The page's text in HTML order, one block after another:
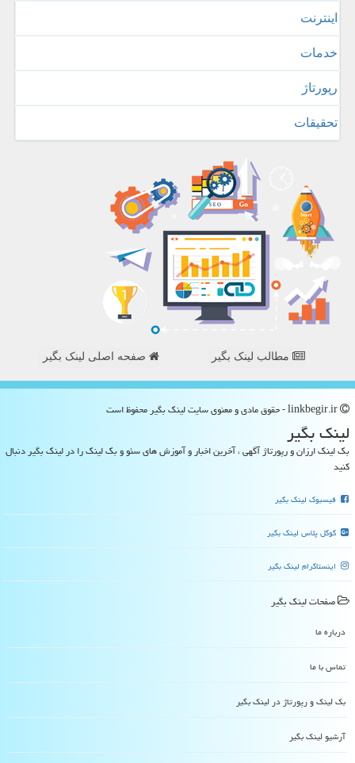
اینترنت
خدمات
رپورتاژ
تحقیقات
مطالب لینک بگیر صفحه اصلی لینک بگیر
لینك بگیر
بک لینک ارزان و رپورتاژ آگهی ، آخرین اخبار و آموزش های سئو و بک لینک را در لینک بگیر دنبال
کنید
فیسبوک لینک بگیر
گوگل پلاس لینک بگیر
اینستاگرام لینک بگیر
صفحات لینك بگیر
درباره ما
تماس با ما
بک لینک و رپورتاژ در لینك بگیر
آرشیو لینك بگیر